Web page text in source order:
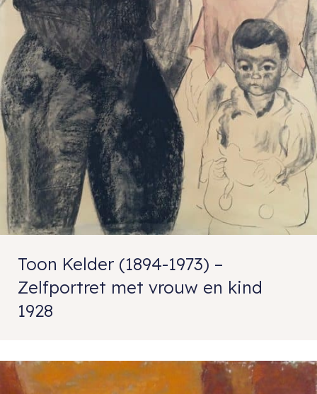
Toon Kelder (1894-1973) –
Zelfportret met vrouw en kind
1928